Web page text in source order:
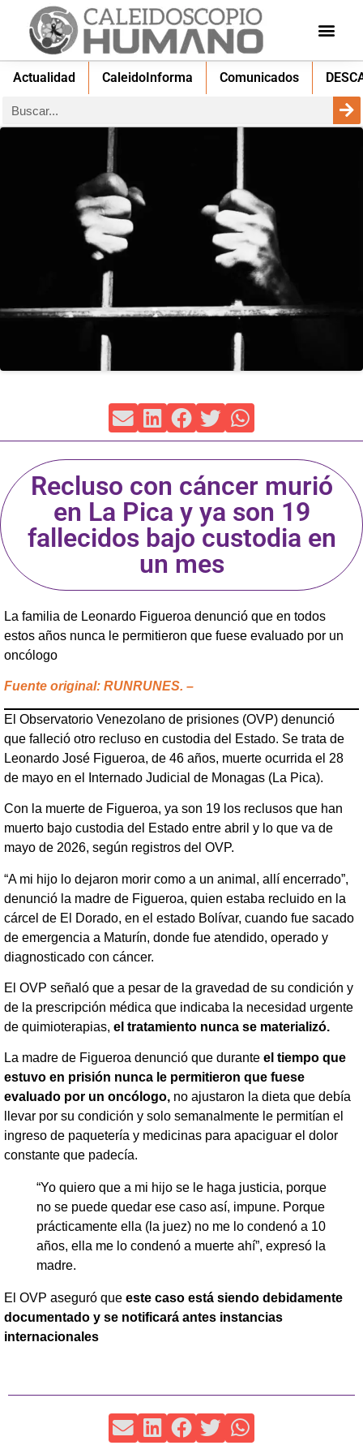
Actualidad CaleidoInforma Comunicados
Recluso con cáncer murió
en La Pica y ya son 19
fallecidos bajo custodia en
un mes
La familia de Leonardo Figueroa denunció que en todos
estos años nunca le permitieron que fuese evaluado por un
oncólogo
Fuente original: RUNRUNES. –
El Observatorio Venezolano de prisiones (OVP) denunció
que falleció otro recluso en custodia del Estado. Se trata de
Leonardo José Figueroa, de 46 años, muerte ocurrida el 28
de mayo en el Internado Judicial de Monagas (La Pica).
Con la muerte de Figueroa, ya son 19 los reclusos que han
muerto bajo custodia del Estado entre abril y lo que va de
mayo de 2026, según registros del OVP.
“A mi hijo lo dejaron morir como a un animal, allí encerrado”,
denunció la madre de Figueroa, quien estaba recluido en la
cárcel de El Dorado, en el estado Bolívar, cuando fue sacado
de emergencia a Maturín, donde fue atendido, operado y
diagnosticado con cáncer.
El OVP señaló que ​a pesar de la gravedad de su condición y
de la prescripción médica que indicaba la necesidad urgente
de quimioterapias, el tratamiento nunca se materializó.
La madre de Figueroa denunció que durante el tiempo que
estuvo en prisión nunca le permitieron que fuese
evaluado por un oncólogo, no ajustaron la dieta que debía
llevar por su condición y solo semanalmente le permitían el
ingreso de paquetería y medicinas para apaciguar el dolor
constante que padecía.
​“Yo quiero que a mi hijo se le haga justicia, porque
no se puede quedar ese caso así, impune. Porque
prácticamente ella (la juez) no me lo condenó a 10
años, ella me lo condenó a muerte ahí”, expresó la
madre.
El OVP aseguró que este caso está siendo debidamente
documentado y se notificará antes instancias
internacionales